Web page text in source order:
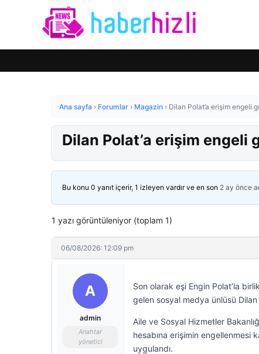
Ana sayfa › Forumlar › Magazin › Dilan Polat’a erişim engeli
Dilan Polat’a erişim engeli
Bu konu 0 yanıt içerir, 1 izleyen vardır ve en son 2 ay önce
1 yazı görüntüleniyor (toplam 1)
06/08/2026: 12:09 pm
A
admin
Anahtar
yönetici
Son olarak eşi Engin Polat’la
gelen sosyal medya ünlüsü Dilan
Aile ve Sosyal Hizmetler
hesabına erişimin engellenmesi
uygulandı.